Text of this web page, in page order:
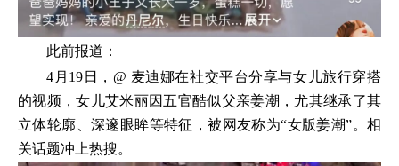
此前报道：
4月19日，@ 麦迪娜在社交平台分享与女儿旅行穿搭
的视频，女儿艾米丽因五官酷似父亲姜潮，尤其继承了其
立体轮廓、深邃眼眸等特征，被网友称为“女版姜潮”。相
关话题冲上热搜。